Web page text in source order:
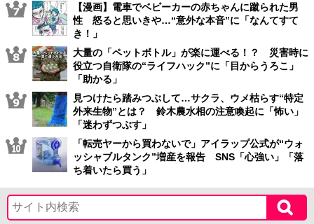
【漫画】電車でベビーカーの赤ちゃんに蹴られた男
性 怒ると思いきや…“意外な本音”に「なんてすて
き！」
大量の「ペットボトル」が楽に運べる！？ 災害時に
役立つ自衛隊の“ライフハック”に「目からうろこ」
「助かる」
見つけたら踏みつぶして…サクラ、ウメ枯らす“特定
外来生物”とは？ 鈴木農水相の注意喚起に「怖い」
「迷わずつぶす」
「転売ヤーから買わないで」アイラップ公式が“ウォ
ッシャブルタンク”増産を報告 SNS「心強い」「落
ち着いたら買う」